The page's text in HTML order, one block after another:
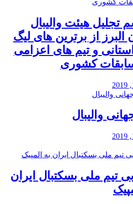
تجلیل هیئت والیبال
البرز از برترین های لیگ
و تیم های اعزامی
کشوری
والیبال
تیم ملی بسکتبال ایران